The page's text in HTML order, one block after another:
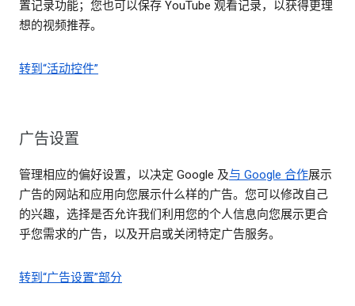
置记录功能；您也可以保存 YouTube 观看记录，以获得更理
想的视频推荐。
转到“活动控件”
广告设置
管理相应的偏好设置，以决定 Google 及与 Google 合作展示
广告的网站和应用向您展示什么样的广告。您可以修改自己
的兴趣，选择是否允许我们利用您的个人信息向您展示更合
乎您需求的广告，以及开启或关闭特定广告服务。
转到“广告设置”部分